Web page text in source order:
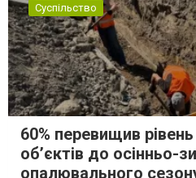
Суспільство
60% перевищив
об’єктів до осінньо-
опалювального